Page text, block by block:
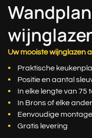
Uw mooiste wijnglazen
Praktische
Positie en aantal
In elke lengte van 75
In Brons of elke
Eenvoudige montage
Gratis levering